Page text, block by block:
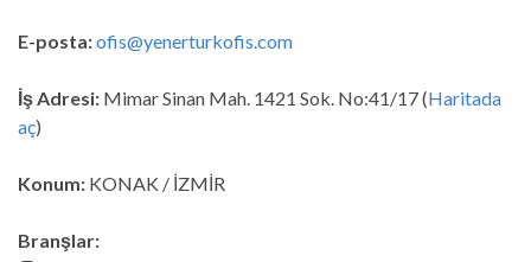
E-posta:ofis@yenerturkofis.com
İş Adresi: Mimar Sinan Mah. 1421 Sok. No:41/17 (Haritada
aç)
Konum: KONAK / İZMİR
Branşlar: